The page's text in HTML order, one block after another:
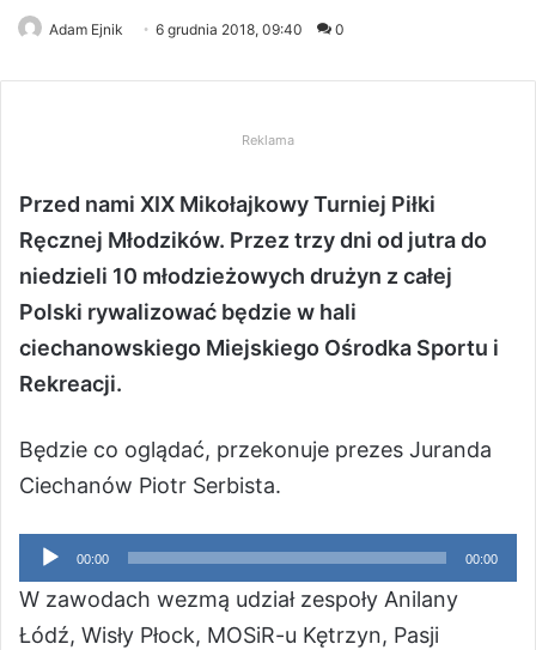
Adam Ejnik 6 grudnia 2018, 09:40 0
Reklama
Przed nami XIX Mikołajkowy Turniej Piłki
Ręcznej Młodzików. Przez trzy dni od jutra do
niedzieli 10 młodzieżowych drużyn z całej
Polski rywalizować będzie w hali
ciechanowskiego Miejskiego Ośrodka Sportu i
Rekreacji.
Będzie co oglądać, przekonuje prezes Juranda
Ciechanów Piotr Serbista.
Odtwarzacz
plików
dźwiękowych
00:00 00:00
W zawodach wezmą udział zespoły Anilany
Łódź, Wisły Płock, MOSiR-u Kętrzyn, Pasji